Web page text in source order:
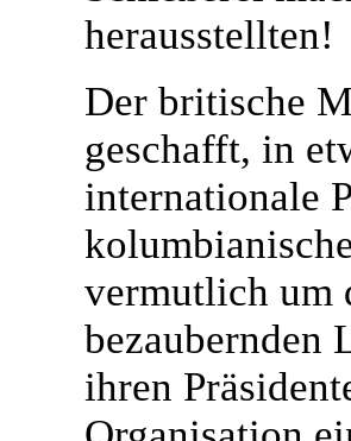
herausstellten!
Der britische
geschafft, in
internationale
vermutlich um
bezaubernden
ihren